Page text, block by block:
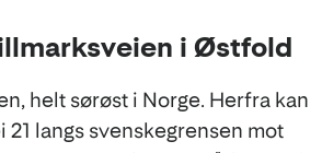
i Østfold
helt sørøst i Norge. Herfra kan
langs svenskegrensen mot